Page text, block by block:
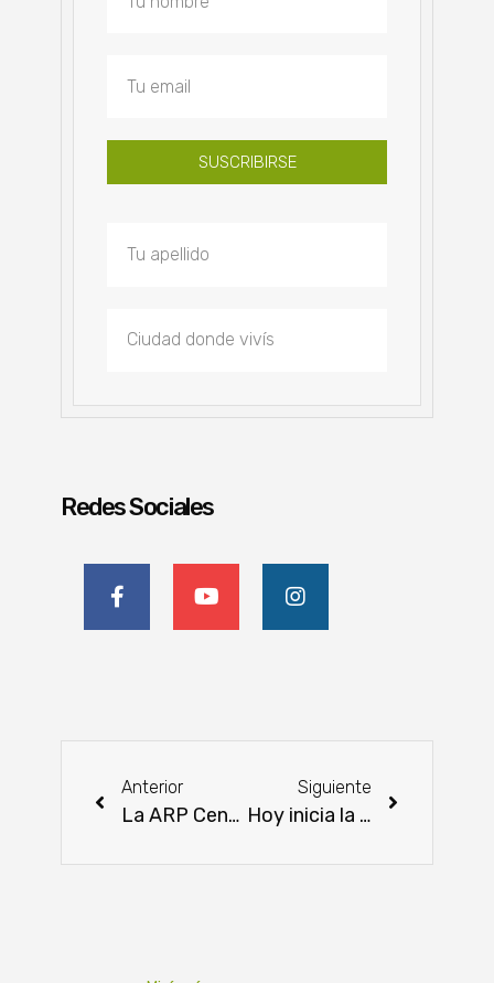
SUSCRIBIRSE
Redes Sociales
Anterior
La ARP Central Chaco organizó una charla sobre las oportunidades del mercado del carbono
Siguiente
Hoy inicia la Expo Capasu 2022 con más de 100 proveedores de productos y servicios